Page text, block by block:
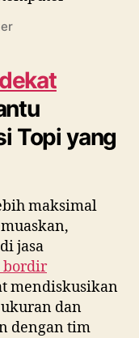
Topi yang
maksimal
jasa
bordir
mendiskusikan
dan
dengan tim